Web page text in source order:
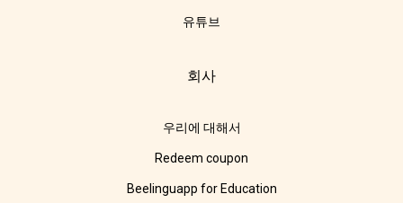
유튜브
회사
우리에 대해서
Redeem coupon
Beelinguapp for Education